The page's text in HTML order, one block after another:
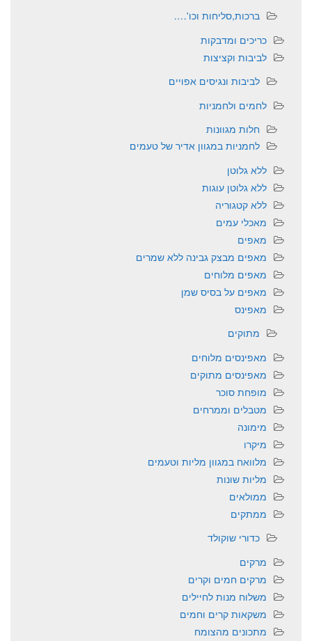
ברכות,סליחות וכו'….
כריכים ומדבקות
לביבות וקציצות
לביבות ונגיסים אפויים
לחמים ולחמניות
חלות מגוונות
לחמניות במגוון אדיר של טעמים
ללא גלוטן
ללא גלוטן עוגות
ללא קטגוריה
מאכלי עמים
מאפים
מאפים מבצק גבינה ללא שמרים
מאפים מלוחים
מאפים על בסיס שמן
מאפינס
מתוקים
מאפינסים מלוחים
מאפינסים מתוקים
מופחת סוכר
מטבלים וממרחים
מימונה
מיקרו
מלוואח במגוון מליות וטעמים
מליות שונות
ממולאים
ממתקים
כדורי שוקולד
מרקים
מרקים חמים וקרים
משלוח מנות לחיילים
משקאות קרים וחמים
מתכונים מהצומח